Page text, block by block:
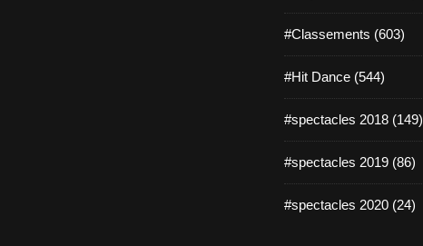
#Classements (603)
#Hit Dance (544)
#spectacles 2018 (149)
#spectacles 2019 (86)
#spectacles 2020 (24)